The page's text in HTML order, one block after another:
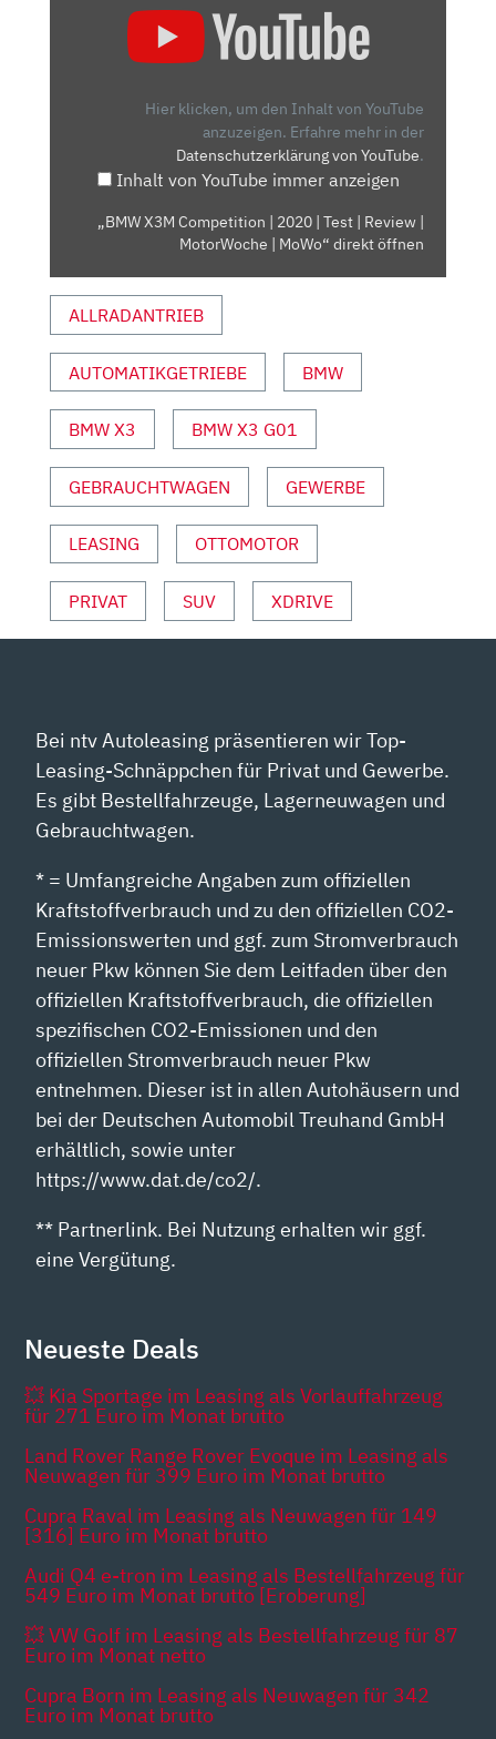
COMPETITION
REVIEW
|
MOWO“
YOUTUBE
ANZEIGEN
Hier klicken, um den Inhalt von YouTube
anzuzeigen. Erfahre mehr in der
Datenschutzerklärung von YouTube.
Inhalt von YouTube immer anzeigen
„BMW X3M Competition | 2020 | Test | Review |
MotorWoche | MoWo“ direkt öffnen
ALLRADANTRIEB
AUTOMATIKGETRIEBE BMW
BMW X3 BMW X3 G01
GEBRAUCHTWAGEN GEWERBE
LEASING OTTOMOTOR
PRIVAT SUV XDRIVE
Bei ntv Autoleasing präsentieren wir Top-
Leasing-Schnäppchen für Privat und Gewerbe.
Es gibt Bestellfahrzeuge, Lagerneuwagen und
Gebrauchtwagen.
* = Umfangreiche Angaben zum offiziellen
Kraftstoffverbrauch und zu den offiziellen CO2-
Emissionswerten und ggf. zum Stromverbrauch
neuer Pkw können Sie dem Leitfaden über den
offiziellen Kraftstoffverbrauch, die offiziellen
spezifischen CO2-Emissionen und den
offiziellen Stromverbrauch neuer Pkw
entnehmen. Dieser ist in allen Autohäusern und
bei der Deutschen Automobil Treuhand GmbH
erhältlich, sowie unter
https://www.dat.de/co2/.
** Partnerlink. Bei Nutzung erhalten wir ggf.
eine Vergütung.
Neueste Deals
💥 Kia Sportage im Leasing als Vorlauffahrzeug
für 271 Euro im Monat brutto
Land Rover Range Rover Evoque im Leasing als
Neuwagen für 399 Euro im Monat brutto
Cupra Raval im Leasing als Neuwagen für 149
[316] Euro im Monat brutto
Audi Q4 e-tron im Leasing als Bestellfahrzeug für
549 Euro im Monat brutto [Eroberung]
💥 VW Golf im Leasing als Bestellfahrzeug für 87
Euro im Monat netto
Cupra Born im Leasing als Neuwagen für 342
Euro im Monat brutto